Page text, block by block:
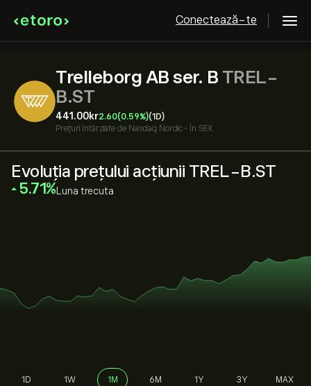
Conectează-te
Trelleborg AB ser. B TREL-
B.ST
441.00‎kr‎2.60(0.59%)(1D)
Prețuri întârziate de Nasdaq Nordic • În SEK
Evoluția prețului acțiunii TREL-B.ST
‎5.71‎ Luna trecuta
1D 1W 1M 6M 1Y 3Y MAX